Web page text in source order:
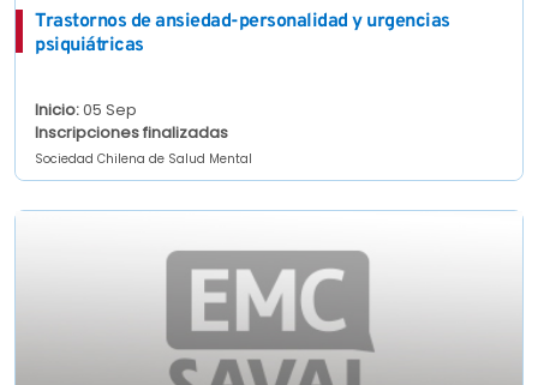
Trastornos de ansiedad-personalidad y urgencias
psiquiátricas
Inicio:05 Sep
Inscripciones finalizadas
Sociedad Chilena de Salud Mental